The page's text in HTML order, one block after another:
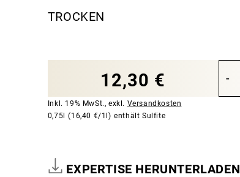
TROCKEN
12,30 €
Inkl. 19% MwSt.,exkl. Versandkosten
-
0,75l (16,40 €/1l) enthält Sulfite
EXPERTISE HERUNTERLADEN